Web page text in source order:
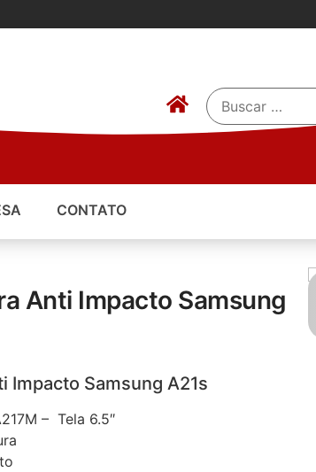
CONTATO
Anti Impacto Samsung
Impacto Samsung A21s
– Tela 6.5″